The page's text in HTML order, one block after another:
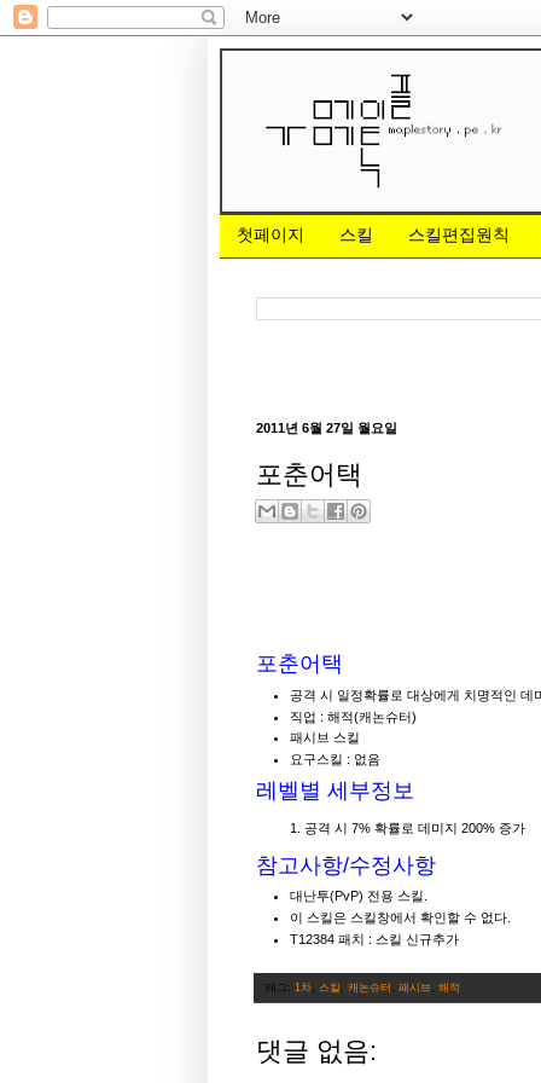
첫페이지 스킬 스킬편집원칙
2011년 6월 27일 월요일
포춘어택
포춘어택
공격 시 일정확률로 대상에게 치명적인 데
직업 : 해적(캐논슈터)
패시브 스킬
요구스킬 : 없음
레벨별 세부정보
공격 시 7% 확률로 데미지 200% 증가
참고사항/수정사항
대난투(PvP) 전용 스킬.
이 스킬은 스킬창에서 확인할 수 없다.
T12384 패치 : 스킬 신규추가
태그: 1차 스킬 캐논슈터 패시브 해적
댓글 없음: